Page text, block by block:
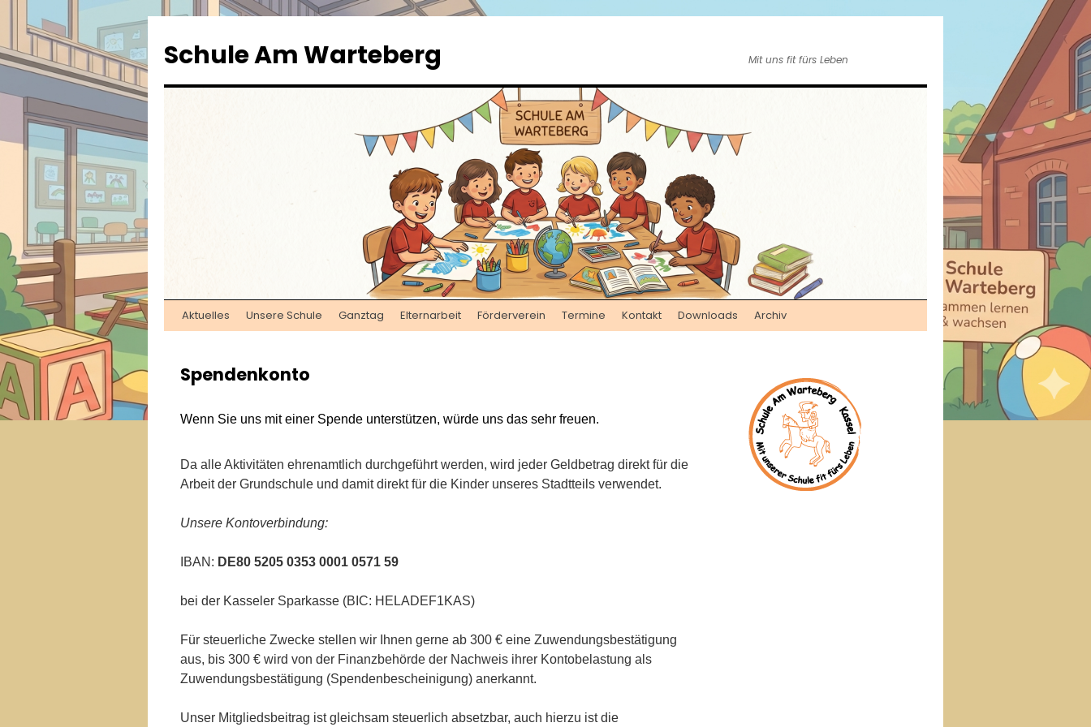
springen
Schule Am Warteberg Mit uns fit fürs Leben
Aktuelles Unsere Schule Ganztag Elternarbeit Förderverein Termine Kontakt Downloads Archiv
Spendenkonto
Wenn Sie uns mit einer Spende unterstützen, würde uns das sehr freuen.
Da alle Aktivitäten ehrenamtlich durchgeführt werden, wird jeder Geldbetrag direkt für die
Arbeit der Grundschule und damit direkt für die Kinder unseres Stadtteils verwendet.
Unsere Kontoverbindung:
IBAN: DE80 5205 0353 0001 0571 59
bei der Kasseler Sparkasse (BIC: HELADEF1KAS)
Für steuerliche Zwecke stellen wir Ihnen gerne ab 300 € eine Zuwendungsbestätigung
aus, bis 300 € wird von der Finanzbehörde der Nachweis ihrer Kontobelastung als
Zuwendungsbestätigung (Spendenbescheinigung) anerkannt.
Unser Mitgliedsbeitrag ist gleichsam steuerlich absetzbar, auch hierzu ist die